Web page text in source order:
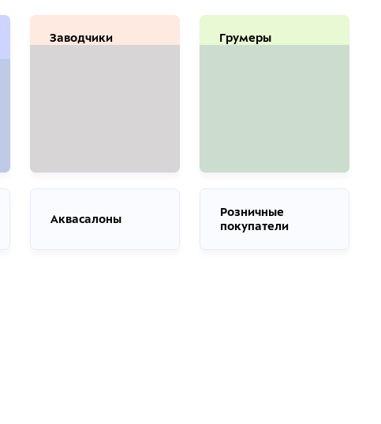
Заводчики Грумеры
Аквасалоны
Розничные
покупатели